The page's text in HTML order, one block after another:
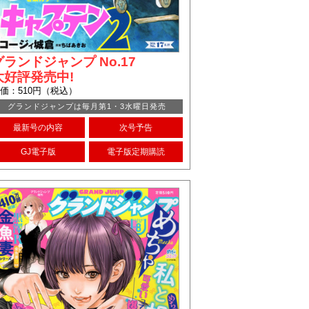
ランドジャンプ No.17
好評発売中!
：510円（税込）
グランドジャンプは毎月第1・3水曜日発売
最新号の内容 次号予告
GJ電子版 電子版定期購読